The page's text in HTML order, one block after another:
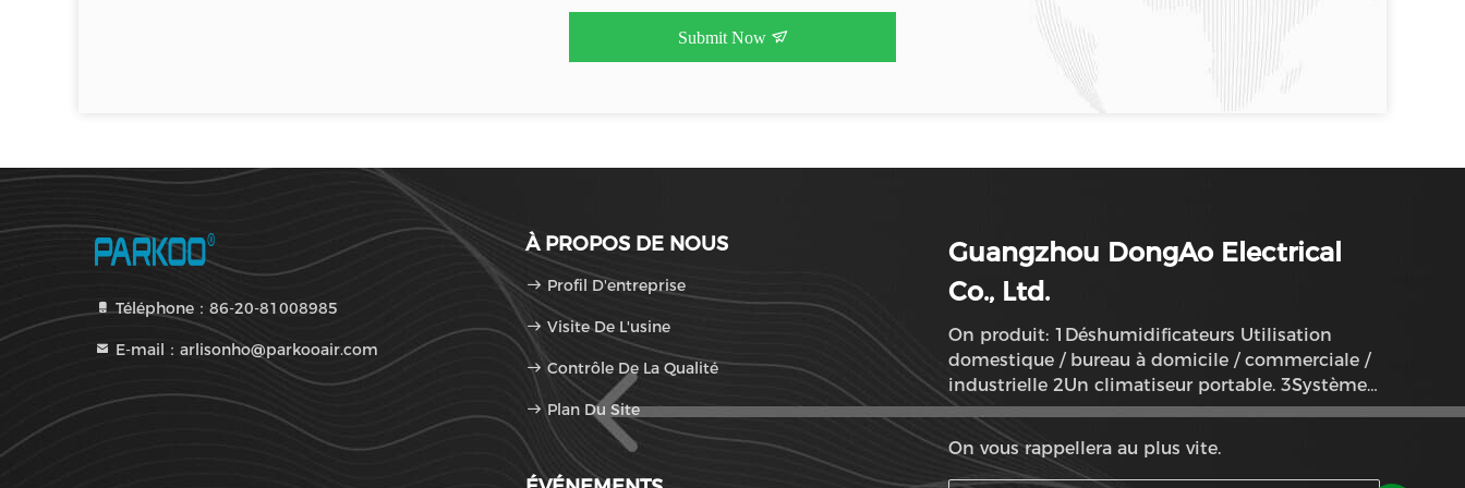
Submit Now
Téléphone：86-20-81008985
E-mail：arlisonho@parkooair.com
À PROPOS DE NOUS
Profil D'entreprise
Visite De L'usine
Contrôle De La Qualité
Plan Du Site
Guangzhou DongAo Electrical
Co., Ltd.
On produit: 1Déshumidificateurs Utilisation
domestique / bureau à domicile / commerciale /
industrielle 2Un climatiseur portable. 3Système
déshumidificateur de purification de l'air
On vous rappellera au plus vite.